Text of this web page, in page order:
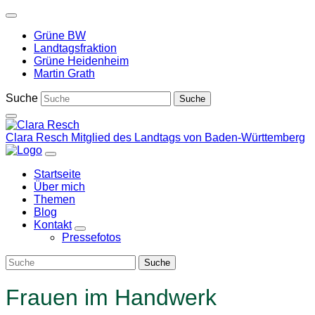
Weiter
Inhalt
Grüne BW
Landtagsfraktion
Grüne Heidenheim
Martin Grath
Suche
Clara Resch Mitglied des Landtags von Baden-Württemberg
Startseite
Über mich
Themen
Blog
Kontakt
Zeige
Untermenü
Pressefotos
Frauen im Handwerk